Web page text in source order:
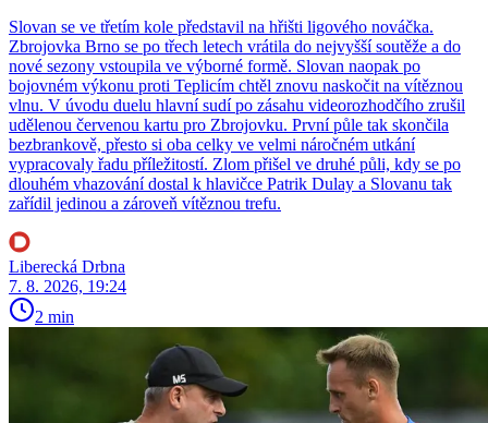
Slovan se ve třetím kole představil na hřišti ligového nováčka.
Zbrojovka Brno se po třech letech vrátila do nejvyšší soutěže a do
nové sezony vstoupila ve výborné formě. Slovan naopak po
bojovném výkonu proti Teplicím chtěl znovu naskočit na vítěznou
vlnu. V úvodu duelu hlavní sudí po zásahu videorozhodčího zrušil
udělenou červenou kartu pro Zbrojovku. První půle tak skončila
bezbrankově, přesto si oba celky ve velmi náročném utkání
vypracovaly řadu příležitostí. Zlom přišel ve druhé půli, kdy se po
dlouhém vhazování dostal k hlavičce Patrik Dulay a Slovanu tak
zařídil jedinou a zároveň vítěznou trefu.
Liberecká Drbna
7. 8. 2026, 19:24
2 min